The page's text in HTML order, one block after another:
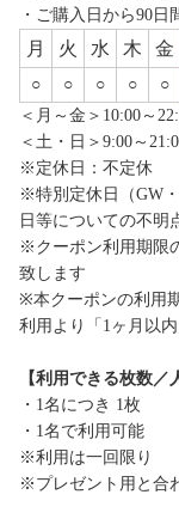
・ご購入日から90日
月 火 水 木 金
○ ○ ○ ○ ○
＜月～金＞10:00～
＜土・日＞9:00～
※定休日：不定休
※特別定休日（GW
日等についての不明
※クーポン利用期限
致します
※本クーポンの利用
利用より「1ヶ月以
【利用できる枚数／
・1名につき 1枚
・1名で利用可能
※利用は一回限り
※プレゼント用と合